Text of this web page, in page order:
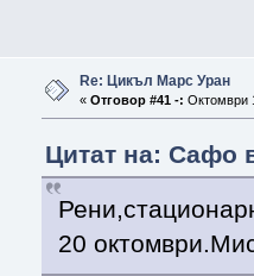
Re: Цикъл Марс Уран
« Отговор #41 -: Октомври
Цитат на: Сафо
20